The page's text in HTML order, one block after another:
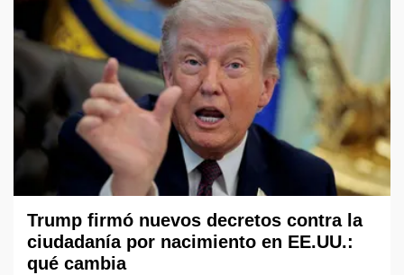
Trump firmó nuevos decretos contra la
ciudadanía por nacimiento en EE.UU.:
qué cambia